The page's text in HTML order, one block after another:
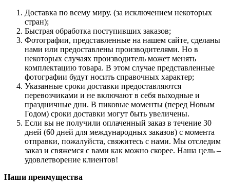
Доставка по всему миру. (за исключением некоторых
стран);
Быстрая обработка поступивших заказов;
Фотографии, представленные на нашем сайте, сделаны
нами или предоставлены производителями. Но в
некоторых случаях производитель может менять
комплектацию товара. В этом случае представленные
фотографии будут носить справочных характер;
Указанные сроки доставки предоставляются
перевозчиками и не включают в себя выходные и
праздничные дни. В пиковые моменты (перед Новым
Годом) сроки доставки могут быть увеличены.
Если вы не получили оплаченный заказ в течение 30
дней (60 дней для международных заказов) с момента
отправки, пожалуйста, свяжитесь с нами. Мы отследим
заказ и свяжемся с вами как можно скорее. Наша цель –
удовлетворение клиентов!
Наши преимущества